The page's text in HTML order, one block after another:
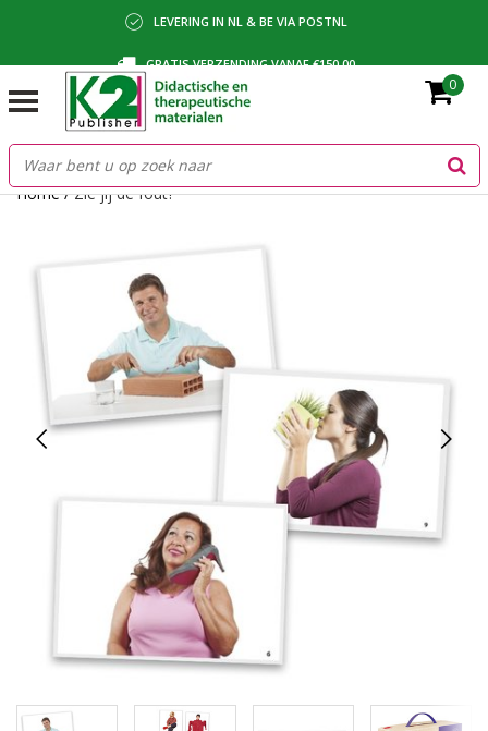
LEVERING IN NL & BE VIA POSTNL
GRATIS VERZENDING VANAF €150,00
BETALING VIA IDEAL, BANCONTACT OF FACTUUR
0
Home/Zie jij de fout?